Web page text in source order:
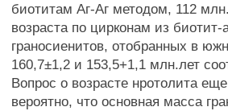
биотитам Аг-Аг методом, 112
возраста по цирконам из
граносиенитов, отобранных в
160,7±1,2 и 153,5+1,1 млн.лет
Вопрос о возрасте нротолита
вероятно, что основная масса